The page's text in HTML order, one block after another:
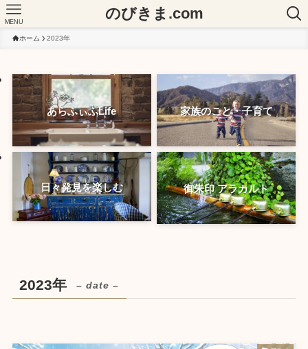
のびきま.com
MENU
ホーム 2023年
あらふぃふLife 家族のこと・子育て
日々発見を楽しむ 御朱印 アラカルト
2023年 – date –